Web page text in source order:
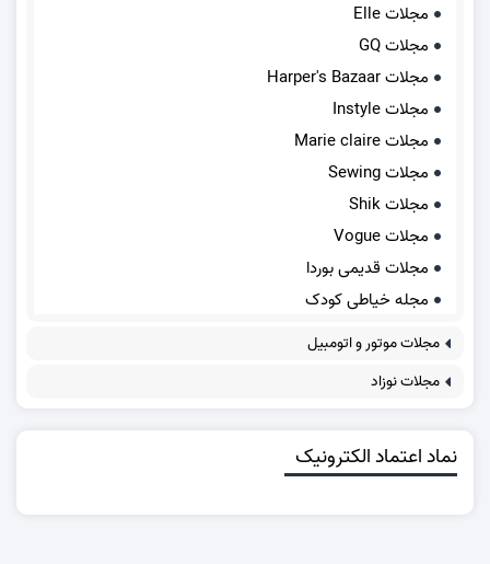
مجلات Elle
مجلات GQ
مجلات Harper's Bazaar
مجلات Instyle
مجلات Marie claire
مجلات Sewing
مجلات Shik
مجلات Vogue
مجلات قدیمی بوردا
مجله خیاطی کودک
مجلات موتور و اتومبیل
مجلات نوزاد
نماد اعتماد الکترونیک